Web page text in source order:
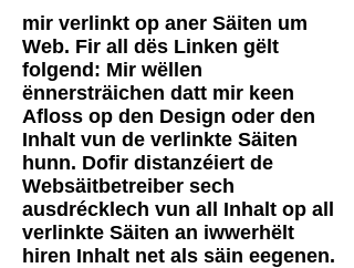
mir verlinkt op aner Säiten um
Web. Fir all dës Linken gëlt
folgend: Mir wëllen
ënnersträichen datt mir keen
Afloss op den Design oder den
Inhalt vun de verlinkte Säiten
hunn. Dofir distanzéiert de
Websäitbetreiber sech
ausdrécklech vun all Inhalt op all
verlinkte Säiten an iwwerhëlt
hiren Inhalt net als säin eegenen.